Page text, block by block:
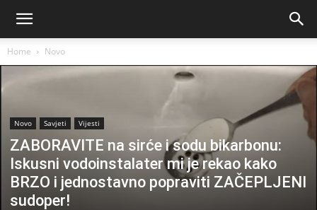
Home Novo
Novo Savjeti Vijesti
ZABORAVITE na sirće i sodu bikarbonu:
Iskusni vodoinstalater mi je rekao kako
BRZO i jednostavno popraviti ZAČEPLJENI
sudoper!